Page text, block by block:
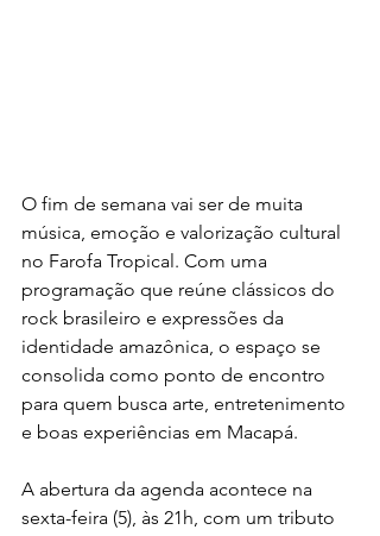
O fim de semana vai ser de muita
música, emoção e valorização cultural
no Farofa Tropical. Com uma
programação que reúne clássicos do
rock brasileiro e expressões da
identidade amazônica, o espaço se
consolida como ponto de encontro
para quem busca arte, entretenimento
e boas experiências em Macapá.
A abertura da agenda acontece na
sexta-feira (5), às 21h, com um tributo